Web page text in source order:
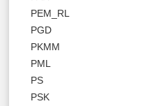
PEM_RL
PGD
PKMM
PML
PS
PSK